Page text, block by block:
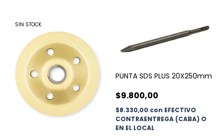
SIN STOCK
PUNTA SDS PLUS 20X250mm
$9.800,00
$8.330,00 con EFECTIVO
CONTRAENTREGA (CABA) O
EN EL LOCAL